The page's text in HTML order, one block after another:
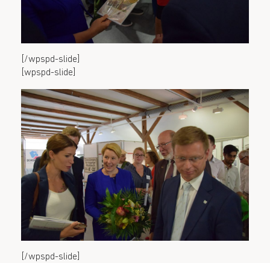
[/wpspd-slide]
[wpspd-slide]
[/wpspd-slide]